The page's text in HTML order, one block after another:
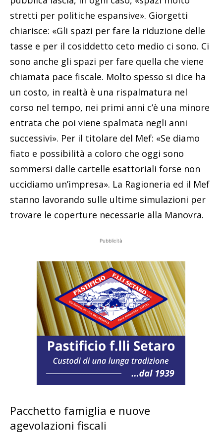
stretti per politiche espansive». Giorgetti
chiarisce: «Gli spazi per fare la riduzione delle
tasse e per il cosiddetto ceto medio ci sono. Ci
sono anche gli spazi per fare quella che viene
chiamata pace fiscale. Molto spesso si dice ha
un costo, in realtà è una rispalmatura nel
corso nel tempo, nei primi anni c’è una minore
entrata che poi viene spalmata negli anni
successivi». Per il titolare del Mef: «Se diamo
fiato e possibilità a coloro che oggi sono
sommersi dalle cartelle esattoriali forse non
uccidiamo un’impresa». La Ragioneria ed il Mef
stanno lavorando sulle ultime simulazioni per
trovare le coperture necessarie alla Manovra.
Pubblicità
Pacchetto famiglia e nuove
agevolazioni fiscali